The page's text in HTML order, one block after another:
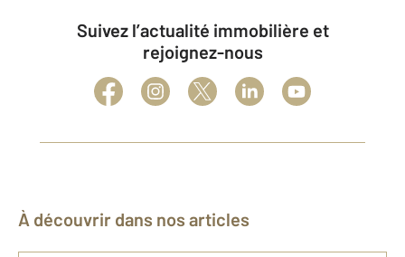
Suivez l’actualité immobilière et
rejoignez-nous
À découvrir dans nos articles